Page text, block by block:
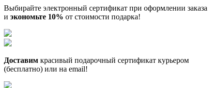
Выбирайте электронный сертификат при оформлении заказа
и экономьте 10% от стоимости подарка!
Доставим красивый подарочный сертификат курьером
(бесплатно) или на email!